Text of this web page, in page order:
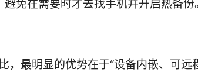
避免在需要时才去找手机并开启热备份
，最明显的优势在于“设备内嵌、可远